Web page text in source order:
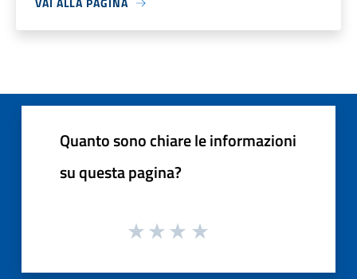
Quanto sono chiare le informazioni
su questa pagina?